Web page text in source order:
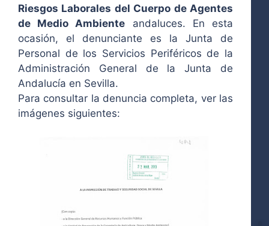
Riesgos Laborales del Cuerpo de Agentes
de Medio Ambiente andaluces. En esta
ocasión, el denunciante es la Junta de
Personal de los Servicios Periféricos de la
Administración General de la Junta de
Andalucía en Sevilla.
Para consultar la denuncia completa, ver las
imágenes siguientes: